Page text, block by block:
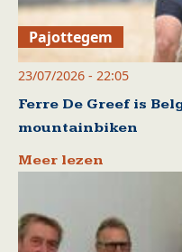
Pajottegem
23/07/2026 - 22:05
Ferre De Greef is
mountainbiken
Meer lezen